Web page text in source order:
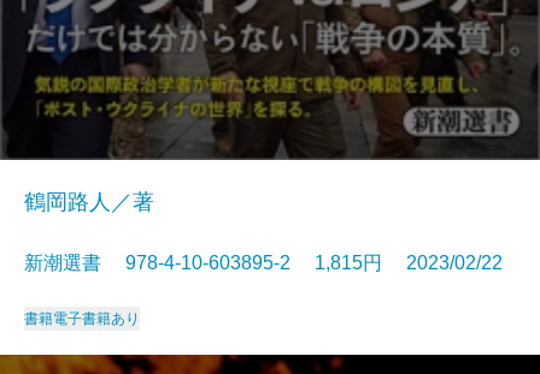
鶴岡路人／著
新潮選書 978-4-10-603895-2 1,815円 2023/02/22
書籍電子書籍あり